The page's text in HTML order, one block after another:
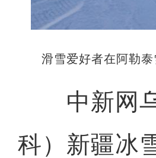
滑雪爱好者在阿勒
中新网乌
科）新疆冰